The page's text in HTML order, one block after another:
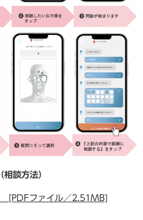
談方法）
[PDFファイル／2.51MB]